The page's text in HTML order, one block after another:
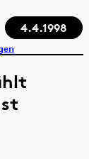
4.4.1998